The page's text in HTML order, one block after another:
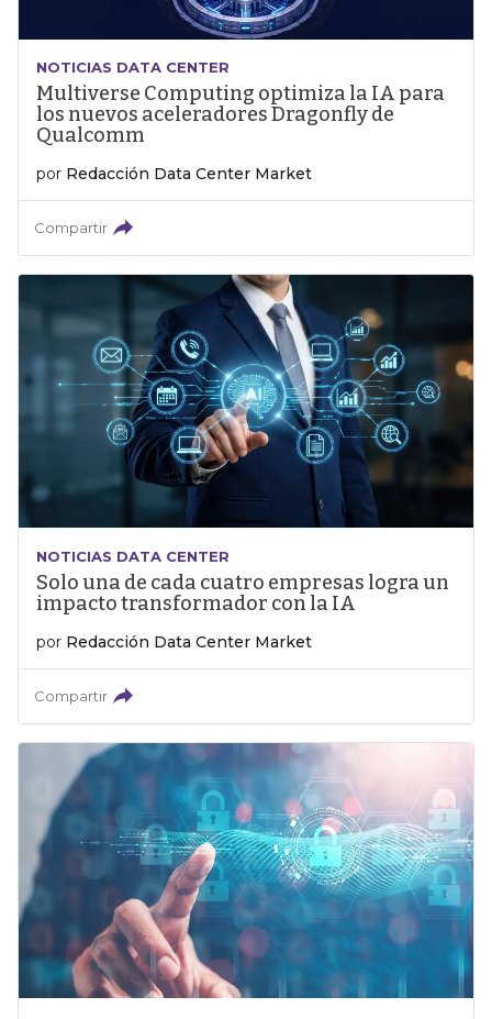
NOTICIAS DATA CENTER
Multiverse Computing optimiza la IA para
los nuevos aceleradores Dragonfly de
Qualcomm
por Redacción Data Center Market
Compartir
NOTICIAS DATA CENTER
Solo una de cada cuatro empresas logra un
impacto transformador con la IA
por Redacción Data Center Market
Compartir